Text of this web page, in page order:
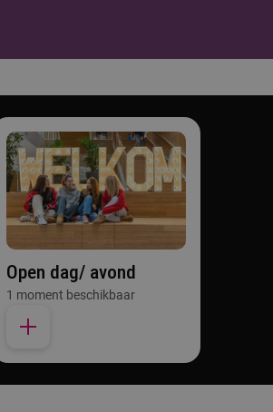
Open dag/ avond
1 moment beschikbaar